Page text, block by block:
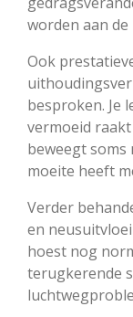
worden aan de
Ook
besproken. Je
vermoeid
beweegt soms
moeite heeft
Verder
en
hoest nog
terugkerende